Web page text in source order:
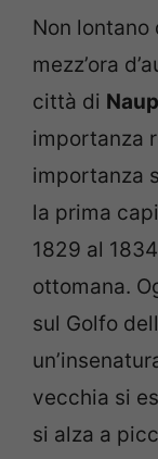
Non lontano
mezz’ora
città di
importanza
importanza
la prima
1829 al
ottomana.
sul Golfo
vecchia si
si alza a